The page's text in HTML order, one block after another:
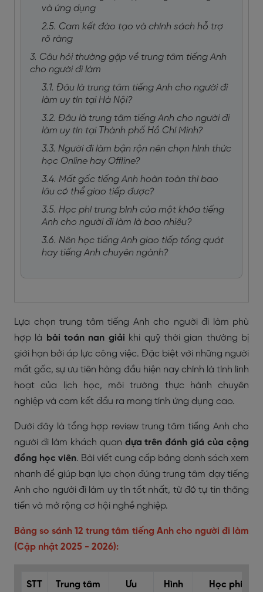
và ứng dụng
2.5. Cam kết đào tạo và chính sách hỗ trợ
rõ ràng
3. Câu hỏi thường gặp về trung tâm tiếng Anh
cho người đi làm
3.1. Đâu là trung tâm tiếng Anh cho người đi
làm uy tín tại Hà Nội?
3.2. Đâu là trung tâm tiếng Anh cho người đi
làm uy tín tại Thành phố Hồ Chí Minh?
3.3. Người đi làm bận rộn nên chọn hình thức
học Online hay Offline?
3.4. Mất gốc tiếng Anh hoàn toàn thì bao
lâu có thể giao tiếp được?
3.5. Học phí trung bình của một khóa tiếng
Anh cho người đi làm là bao nhiêu?
3.6. Nên học tiếng Anh giao tiếp tổng quát
hay tiếng Anh chuyên ngành?
Lựa chọn trung tâm tiếng Anh cho người đi làm phù
hợp là
bài toán nan giải khi quỹ thời gian thường bị
giới hạn bởi áp lực công việc. Đặc biệt với những người
mất gốc, sự ưu tiên hàng đầu hiện nay chính là tính linh
hoạt của lịch học, môi trường thực hành chuyên
nghiệp và cam kết đầu ra mang tính ứng dụng cao.
Dưới đây là tổng hợp review trung tâm tiếng Anh cho
người đi làm khách quan dựa trên đánh giá của cộng
đồng học viên. Bài viết cung cấp bảng danh sách xem
nhanh để giúp bạn lựa chọn đúng trung tâm dạy tiếng
Anh cho người đi làm uy tín tốt nhất, từ đó tự tin thăng
tiến và mở rộng cơ hội nghề nghiệp.
Bảng so sánh 12 trung tâm tiếng Anh cho người đi làm
(Cập nhật 2025 - 2026):
STT Trung tâm
Ưu
Hình
Học phí